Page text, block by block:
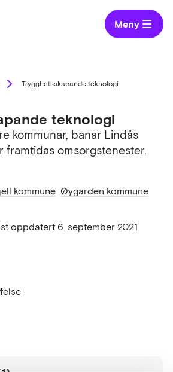
Meny
Trygghetsskapande teknologi
teknologi
kommunar, banar Lindås
framtidas omsorgstenester.
kommune Øygarden kommune
oppdatert 6. september 2021